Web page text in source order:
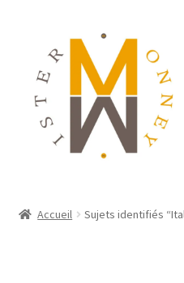
Accueil Sujets identifiés